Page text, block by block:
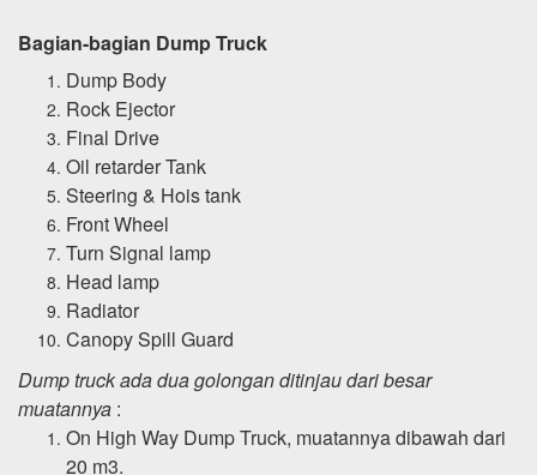
Bagian-bagian Dump Truck
Dump Body
Rock Ejector
Final Drive
Oil retarder Tank
Steering & Hois tank
Front Wheel
Turn Signal lamp
Head lamp
Radiator
Canopy Spill Guard
Dump truck ada dua golongan ditinjau dari besar
muatannya :
On High Way Dump Truck, muatannya dibawah dari
20 m3.